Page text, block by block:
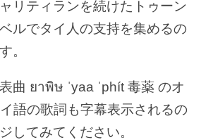
リティランを続けたトゥーン
ルでタイ人の支持を集めるの
。
曲 ยาพิษ ˈyaa ˈphít 毒薬 のオ
語の歌詞も字幕表示されるの
してみてください。